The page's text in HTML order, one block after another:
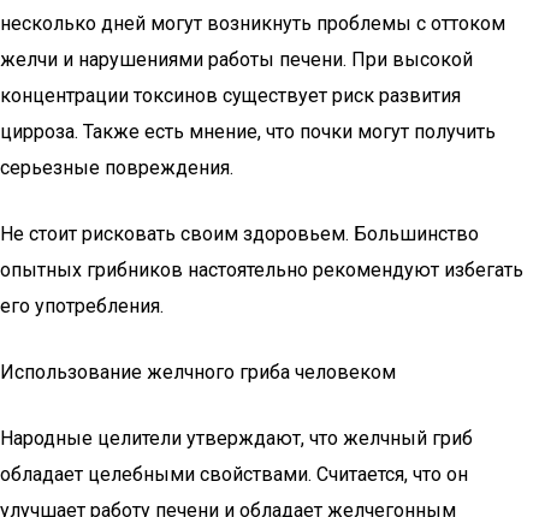
несколько дней могут возникнуть проблемы с оттоком
желчи и нарушениями работы печени. При высокой
концентрации токсинов существует риск развития
цирроза. Также есть мнение, что почки могут получить
серьезные повреждения.
Не стоит рисковать своим здоровьем. Большинство
опытных грибников настоятельно рекомендуют избегать
его употребления.
Использование желчного гриба человеком
Народные целители утверждают, что желчный гриб
обладает целебными свойствами. Считается, что он
улучшает работу печени и обладает желчегонным